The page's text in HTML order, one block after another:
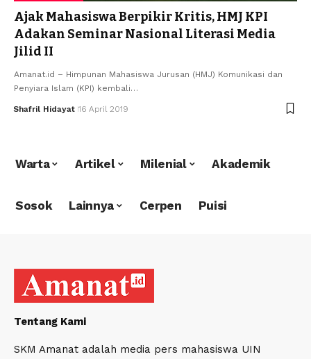
Ajak Mahasiswa Berpikir Kritis, HMJ KPI
Adakan Seminar Nasional Literasi Media
Jilid II
Amanat.id – Himpunan Mahasiswa Jurusan (HMJ) Komunikasi dan
Penyiara Islam (KPI) kembali…
Shafril Hidayat 16 April 2019
Warta Artikel Milenial Akademik
Sosok Lainnya Cerpen Puisi
Tentang Kami
SKM Amanat adalah media pers mahasiswa UIN